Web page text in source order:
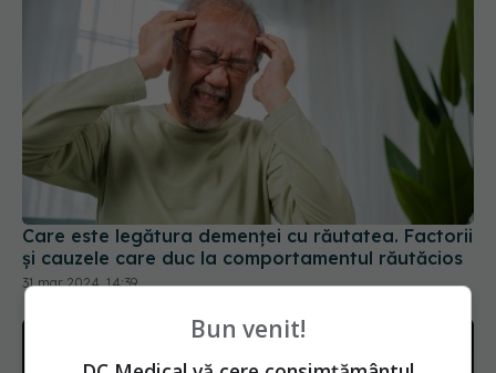
Care este legătura demenței cu răutatea. Factorii
și cauzele care duc la comportamentul răutăcios
31 mar 2024, 14:39
Bun venit!